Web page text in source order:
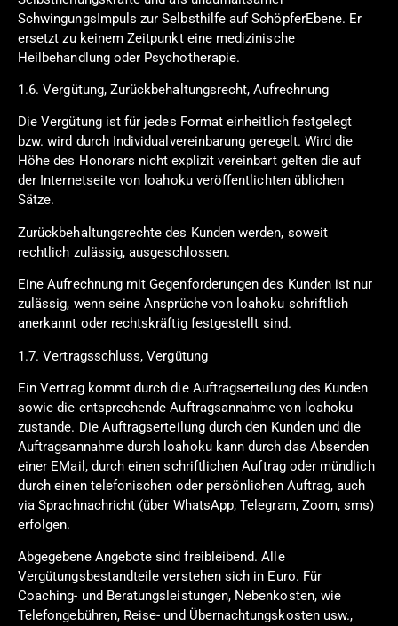
SchwingungsImpuls zur Selbsthilfe auf SchöpferEbene. Er
ersetzt zu keinem Zeitpunkt eine medizinische
Heilbehandlung oder Psychotherapie.
1.6. Vergütung, Zurückbehaltungsrecht, Aufrechnung
Die Vergütung ist für jedes Format einheitlich festgelegt
bzw. wird durch Individualvereinbarung geregelt. Wird die
Höhe des Honorars nicht explizit vereinbart gelten die auf
der Internetseite von loahoku veröffentlichten üblichen
Sätze.
Zurückbehaltungsrechte des Kunden werden, soweit
rechtlich zulässig, ausgeschlossen.
Eine Aufrechnung mit Gegenforderungen des Kunden ist nur
zulässig, wenn seine Ansprüche von loahoku schriftlich
anerkannt oder rechtskräftig festgestellt sind.
1.7. Vertragsschluss, Vergütung
Ein Vertrag kommt durch die Auftragserteilung des Kunden
sowie die entsprechende Auftragsannahme von loahoku
zustande. Die Auftragserteilung durch den Kunden und die
Auftragsannahme durch loahoku kann durch das Absenden
einer EMail, durch einen schriftlichen Auftrag oder mündlich
durch einen telefonischen oder persönlichen Auftrag, auch
via Sprachnachricht (über WhatsApp, Telegram, Zoom, sms)
erfolgen.
Abgegebene Angebote sind freibleibend. Alle
Vergütungsbestandteile verstehen sich in Euro. Für
Coaching- und Beratungsleistungen, Nebenkosten, wie
Telefongebühren, Reise- und Übernachtungskosten usw.,